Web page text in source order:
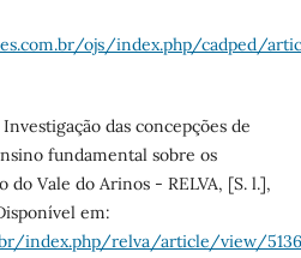
ojs/index.php/cadped/
das concepções de
fundamental sobre os
do Vale do Arinos - RELVA, [S. l.],
em:
index.php/relva/article/view/5136